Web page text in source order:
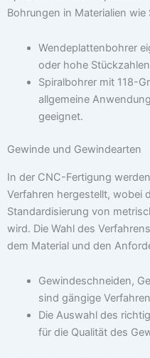
Bohrungen in Materialien wie
Wendeplattenbohrer
oder hohe
Spiralbohrer mit 118-
allgemeine
geeignet.
Gewinde und Gewindearten
In der CNC-Fertigung
Verfahren hergestellt, wobei
Standardisierung von
wird. Die Wahl des
dem Material und den
Gewindeschneiden,
sind gängige
Die Auswahl des
für die Qualität des